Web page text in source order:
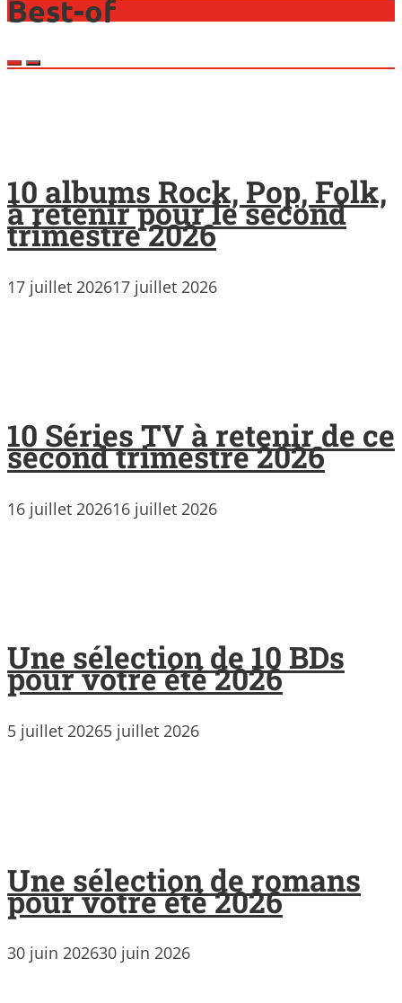
Best-of
10 albums Rock, Pop, Folk,
à retenir pour le second
trimestre 2026
17 juillet 202617 juillet 2026
10 Séries TV à retenir de ce
second trimestre 2026
16 juillet 202616 juillet 2026
Une sélection de 10 BDs
pour votre été 2026
5 juillet 20265 juillet 2026
Une sélection de romans
pour votre été 2026
30 juin 202630 juin 2026